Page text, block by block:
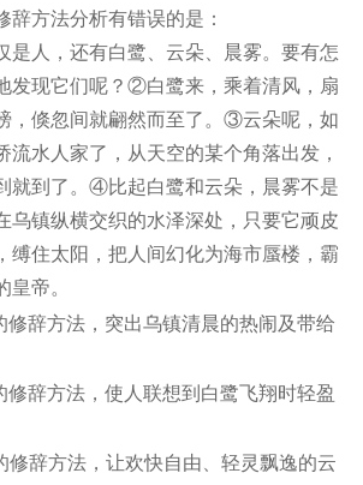
辞方法分析有错误的是：
人，还有白鹭、云朵、晨雾。要有怎
发现它们呢？②白鹭来，乘着清风，扇
，倏忽间就翩然而至了。③云朵呢，如
流水人家了，从天空的某个角落出发，
就到了。④比起白鹭和云朵，晨雾不是
乌镇纵横交织的水泽深处，只要它顽皮
缚住太阳，把人间幻化为海市蜃楼，霸
皇帝。
辞方法，突出乌镇清晨的热闹及带给
辞方法，使人联想到白鹭飞翔时轻盈
辞方法，让欢快自由、轻灵飘逸的云